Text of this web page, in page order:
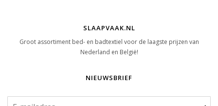
SLAAPVAAK.NL
Groot assortiment bed- en badtextiel voor de laagste prijzen van
Nederland en België!
NIEUWSBRIEF